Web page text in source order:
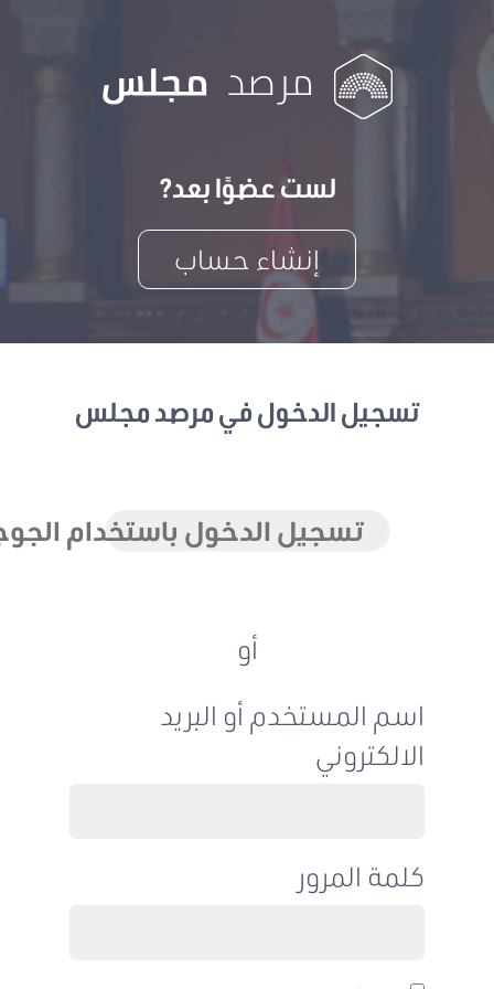
لست عضوًا بعد?
إنشاء حساب
تسجيل الدخول في مرصد مجلس
تسجيل الدخول باستخدام الجوجل
اسم المستخدم أو البريد
الالكتروني
كلمة المرور